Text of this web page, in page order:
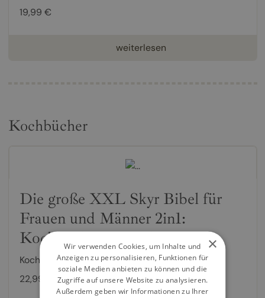
19,99 €
weiterlesen
Kochbücher
Die große XXL Skyr Bibel für
Frauen und Männer 2in1:
Kochbuch & Ratgeber
Kochbuch vonEmilia Bernadette
22,99 €
×
Wir verwenden Cookies, um Inhalte und
Anzeigen zu personalisieren, Funktionen für
soziale Medien anbieten zu können und die
Zugriffe auf unsere Website zu analysieren.
Außerdem geben wir Informationen zu Ihrer